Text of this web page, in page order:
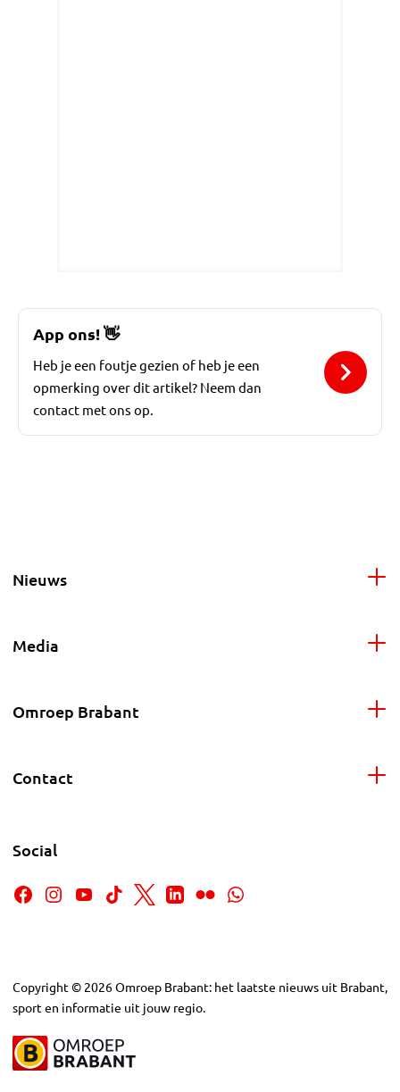
App ons!👋
Heb je een foutje gezien of heb je een
opmerking over dit artikel? Neem dan
contact met ons op.
Nieuws
Media
Omroep Brabant
Contact
Social
Copyright © 2026Omroep Brabant: het laatste nieuws uit Brabant,
sport en informatie uit jouw regio.